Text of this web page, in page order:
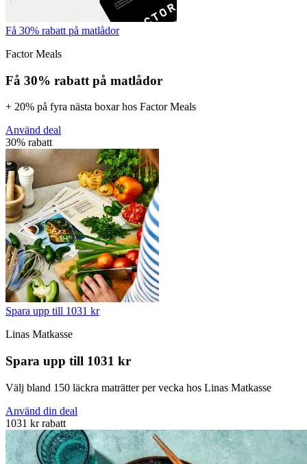
Få 30% rabatt på matlådor
Factor Meals
Få 30% rabatt på matlådor
+ 20% på fyra nästa boxar hos Factor Meals
Använd deal
30% rabatt
Spara upp till 1031 kr
Linas Matkasse
Spara upp till 1031 kr
Välj bland 150 läckra maträtter per vecka hos Linas Matkasse
Använd din deal
1031 kr rabatt